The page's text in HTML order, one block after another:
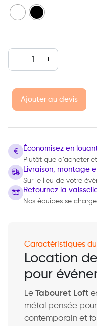
quantité de Tabouret
Ajouter au devis
Économisez en
Plutôt que d’acheter
Livraison, montage
Sur le lieu de votre
Retournez la
Nos équipes se
Caractéristiques
Location
pour
Le Tabouret Loft
métal pensée
contemporain et